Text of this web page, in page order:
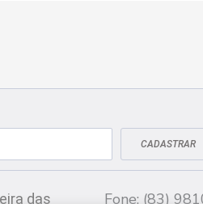
CADASTRAR
das
Fale conosco
Fone: (83)